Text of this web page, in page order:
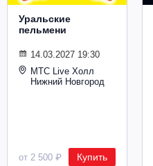
Уральские
пельмени
14.03.2027 19:30
МТС Live Холл
Нижний Новгород
от 2 500 ₽ Купить